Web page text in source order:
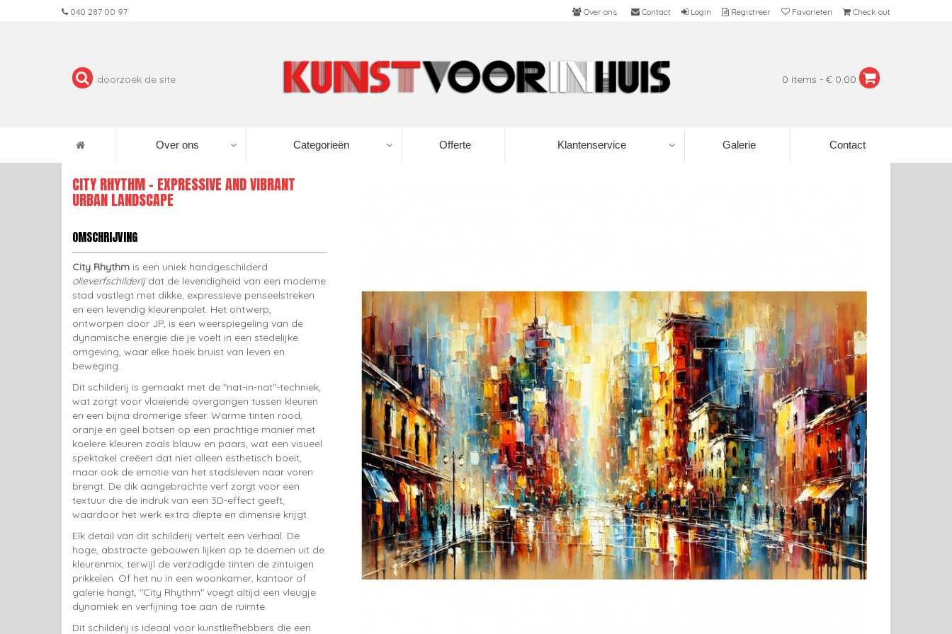
040 287 00 97 Over ons Contact Login Registreer Favorieten Check out
0 items - € 0.00
Over ons Categorieën Offerte Klantenservice Galerie Contact
CITY RHYTHM - EXPRESSIVE AND VIBRANT
URBAN LANDSCAPE
OMSCHRIJVING
City Rhythm is een uniek handgeschilderd
olieverfschilderijdat de levendigheid van een moderne
stad vastlegt met dikke, expressieve penseelstreken
en een levendig kleurenpalet. Het ontwerp,
ontworpen door JP, is een weerspiegeling van de
dynamische energie die je voelt in een stedelijke
omgeving, waar elke hoek bruist van leven en
beweging.
Dit schilderij is gemaakt met de "nat-in-nat"-techniek,
wat zorgt voor vloeiende overgangen tussen kleuren
en een bijna dromerige sfeer. Warme tinten rood,
oranje en geel botsen op een prachtige manier met
koelere kleuren zoals blauw en paars, wat een visueel
spektakel creëert dat niet alleen esthetisch boeit,
maar ook de emotie van het stadsleven naar voren
brengt. De dik aangebrachte verf zorgt voor een
textuur die de indruk van een 3D-effect geeft,
waardoor het werk extra diepte en dimensie krijgt.
Elk detail van dit schilderij vertelt een verhaal. De
hoge, abstracte gebouwen lijken op te doemen uit de
kleurenmix, terwijl de verzadigde tinten de zintuigen
prikkelen. Of het nu in een woonkamer, kantoor of
galerie hangt, "City Rhythm" voegt altijd een vleugje
dynamiek en verfijning toe aan de ruimte.
Dit schilderij is ideaal voor kunstliefhebbers die een